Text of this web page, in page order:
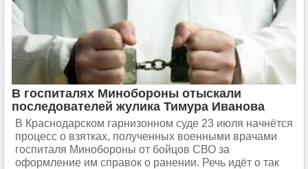
В госпиталях Минобороны отыскали
последователей жулика Тимура Иванова
В Краснодарском гарнизонном суде 23 июля начнётся
процесс о взятках, полученных военными врачами
госпиталя Минобороны от бойцов СВО за
оформление им справок о ранении. Речь идёт о так